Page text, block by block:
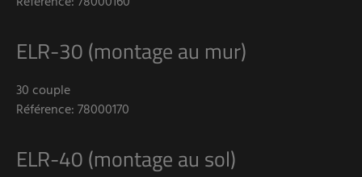
ELR-30 (montage au mur)
30 couple
Référence: 78000170
ELR-40 (montage au sol)